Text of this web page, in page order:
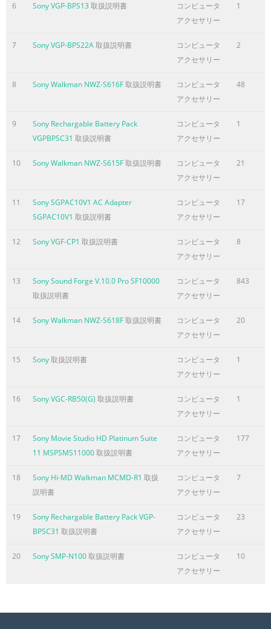
They are confidential and proprietary to Dolby Laboratories.
Their reproduction or disclosure, in whole or in part, or the
production of derivative works therefrom without the
express permission of Dolby Laboratories is prohibited.
reserved. Dolby Digital 5.1 Creator technolog
Sony Creative Software Inc. 1617 Sherman Avenue Madison,
WI 53704 USA The information contained in this manual is
guarantee or commitment on behalf of Sony Creative
Software Inc. in any way. All updates or additional
information relating to the contents of this manual will be
posted on the Sony Creative Software Inc. web site, located
provided to you under the term
Table of Contents Introduction. . . . . . . . . . . . . . . . . . . . . . . . .
. . . . . . . . . . . . . . . . . . . . . . . . . . . . . . . . . . . . . . . . . . . . . . 17
. . . . . . . . . . . . . . . . . . . . . . . . . . . . . 17 Sample files . . . . . . . .
. . . . . . . . . . . . . . . . . . . . . . . . . . . . . . . . . . . . . . . . . . . . . . . . . . .
. . . . . . . . . . . . . . . 17 System requirem
Metadata windows (continued) Summary Information
window (Ctrl+Alt+M, 7) . . . . . . . . . . . . . . . . . . . . . . . . . . . . . . .
. . . . . . . . . . . . . . . . . . . . . . . . . . . . . . . . . . . . . . . . . . . . . . . . .
31 Data window components . . . . . . . . . . . . . . . . . . . . . . . . . .
ページ9に含まれる内容の要旨
Multichannel files . . . . . . . . . . . . . . . . . . . . . . . . . . . . . . . . . . .
. . . . . . . . . . . . . . . . . . . . . . . . . . . . . . . . . 51 Working with
. . . . . . . . . . . . . . . . . . . . . . . . . 51 Selecting data in
multichannel files . . . . . . . . . . . . . . . . . . . . . . . . . . . . . . . . . . .
. . . . . . . . . . . . . . . . . . . . . . 52 Getting Started . . . . .
6 Sony VGP-BPS13取扱説明書
コンピュータ
アクセサリー
1
7 Sony VGP-BPS22A取扱説明書
コンピュータ
アクセサリー
2
8 Sony Walkman NWZ-S616F取扱説明書
コンピュータ
アクセサリー
48
9
Sony Rechargable Battery Pack
VGPBPSC31 取扱説明書
コンピュータ
アクセサリー
1
10 Sony Walkman NWZ-S615F取扱説明書
コンピュータ
アクセサリー
21
11
Sony SGPAC10V1 AC Adapter
SGPAC10V1 取扱説明書
コンピュータ
アクセサリー
17
12 Sony VGF-CP1 取扱説明書
コンピュータ
アクセサリー
8
13
Sony Sound Forge V.10.0 Pro SF10000
取扱説明書
コンピュータ
アクセサリー
843
14 Sony Walkman NWZ-S618F取扱説明書
コンピュータ
アクセサリー
20
15 Sony取扱説明書
コンピュータ
アクセサリー
1
16 Sony VGC-RB50(G) 取扱説明書
コンピュータ
アクセサリー
1
17
Sony Movie Studio HD Platinum Suite
11 MSPSMS11000取扱説明書
コンピュータ
アクセサリー
177
18 Sony Hi-MD Walkman MCMD-R1 取扱
説明書
コンピュータ
アクセサリー
7
19
Sony Rechargable Battery Pack VGP-
BPSC31 取扱説明書
コンピュータ
アクセサリー
23
20 Sony SMP-N100取扱説明書
コンピュータ
アクセサリー
10